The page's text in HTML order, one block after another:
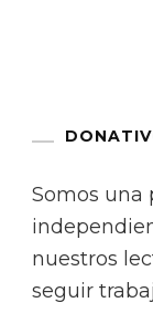
Somos una
nuestros
seguir